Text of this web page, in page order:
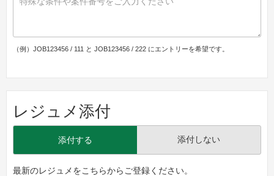
（例）JOB123456 / 111 と JOB123456 / 222 にエントリーを希望です。
レジュメ添付
添付する 添付しない
最新のレジュメをこちらからご登録ください。